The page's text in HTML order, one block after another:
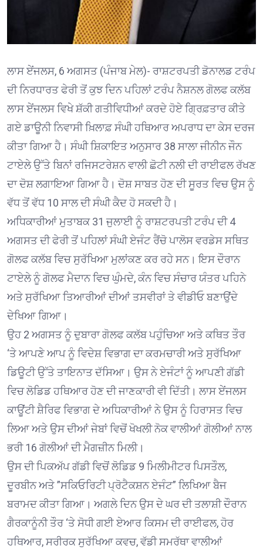
ਲਾਸ ਏਂਜਲਸ, 6 ਅਗਸਤ (ਪੰਜਾਬ ਮੇਲ)- ਰਾਸ਼ਟਰਪਤੀ ਡੋਨਾਲਡ ਟਰੰਪ
ਦੀ ਨਿਰਧਾਰਤ ਫੇਰੀ ਤੋਂ ਕੁਝ ਦਿਨ ਪਹਿਲਾਂ ਟਰੰਪ ਨੈਸ਼ਨਲ ਗੋਲਫ ਕਲੱਬ
ਲਾਸ ਏਂਜਲਸ ਵਿਖੇ ਸ਼ੱਕੀ ਗਤੀਵਿਧੀਆਂ ਕਰਦੇ ਹੋਏ ਗ੍ਰਿਫ਼ਤਾਰ ਕੀਤੇ
ਗਏ ਡਾਊਨੀ ਨਿਵਾਸੀ ਖ਼ਿਲਾਫ਼ ਸੰਘੀ ਹਥਿਆਰ ਅਪਰਾਧ ਦਾ ਕੇਸ ਦਰਜ
ਕੀਤਾ ਗਿਆ ਹੈ। ਸੰਘੀ ਸ਼ਿਕਾਇਤ ਅਨੁਸਾਰ 38 ਸਾਲਾ ਜੀਨੀਨ ਜੌਨ
ਟਾਏਲੇ ਉੱਤੇ ਬਿਨਾਂ ਰਜਿਸਟਰੇਸ਼ਨ ਵਾਲੀ ਛੋਟੀ ਨਲੀ ਦੀ ਰਾਈਫਲ ਰੱਖਣ
ਦਾ ਦੋਸ਼ ਲਗਾਇਆ ਗਿਆ ਹੈ। ਦੋਸ਼ ਸਾਬਤ ਹੋਣ ਦੀ ਸੂਰਤ ਵਿਚ ਉਸ ਨੂੰ
ਵੱਧ ਤੋਂ ਵੱਧ 10 ਸਾਲ ਦੀ ਸੰਘੀ ਕੈਦ ਹੋ ਸਕਦੀ ਹੈ।
ਅਧਿਕਾਰੀਆਂ ਮੁਤਾਬਕ 31 ਜੁਲਾਈ ਨੂੰ ਰਾਸ਼ਟਰਪਤੀ ਟਰੰਪ ਦੀ 4
ਅਗਸਤ ਦੀ ਫੇਰੀ ਤੋਂ ਪਹਿਲਾਂ ਸੰਘੀ ਏਜੰਟ ਰੈਂਚੋ ਪਾਲੋਸ ਵਰਡੇਸ ਸਥਿਤ
ਗੋਲਫ ਕਲੱਬ ਵਿਚ ਸੁਰੱਖਿਆ ਮੁਲਾਂਕਣ ਕਰ ਰਹੇ ਸਨ। ਇਸ ਦੌਰਾਨ
ਟਾਏਲੇ ਨੂੰ ਗੋਲਫ ਮੈਦਾਨ ਵਿਚ ਘੁੰਮਦੇ, ਕੰਨ ਵਿਚ ਸੰਚਾਰ ਯੰਤਰ ਪਹਿਨੇ
ਅਤੇ ਸੁਰੱਖਿਆ ਤਿਆਰੀਆਂ ਦੀਆਂ ਤਸਵੀਰਾਂ ਤੇ ਵੀਡੀਓ ਬਣਾਉਂਦੇ
ਦੇਖਿਆ ਗਿਆ।
ਉਹ 2 ਅਗਸਤ ਨੂੰ ਦੁਬਾਰਾ ਗੋਲਫ ਕਲੱਬ ਪਹੁੰਚਿਆ ਅਤੇ ਕਥਿਤ ਤੌਰ
‘ਤੇ ਆਪਣੇ ਆਪ ਨੂੰ ਵਿਦੇਸ਼ ਵਿਭਾਗ ਦਾ ਕਰਮਚਾਰੀ ਅਤੇ ਸੁਰੱਖਿਆ
ਡਿਊਟੀ ਉੱਤੇ ਤਾਇਨਾਤ ਦੱਸਿਆ। ਉਸ ਨੇ ਏਜੰਟਾਂ ਨੂੰ ਆਪਣੀ ਗੱਡੀ
ਵਿਚ ਲੋਡਿਡ ਹਥਿਆਰ ਹੋਣ ਦੀ ਜਾਣਕਾਰੀ ਵੀ ਦਿੱਤੀ। ਲਾਸ ਏਂਜਲਸ
ਕਾਊਂਟੀ ਸ਼ੈਰਿਫ ਵਿਭਾਗ ਦੇ ਅਧਿਕਾਰੀਆਂ ਨੇ ਉਸ ਨੂੰ ਹਿਰਾਸਤ ਵਿਚ
ਲਿਆ ਅਤੇ ਉਸ ਦੀਆਂ ਜੇਬਾਂ ਵਿਚੋਂ ਖੋਖਲੀ ਨੋਕ ਵਾਲੀਆਂ ਗੋਲੀਆਂ ਨਾਲ
ਭਰੀ 16 ਗੋਲੀਆਂ ਦੀ ਮੈਗਜ਼ੀਨ ਮਿਲੀ।
ਉਸ ਦੀ ਪਿਕਅੱਪ ਗੱਡੀ ਵਿਚੋਂ ਲੋਡਿਡ 9 ਮਿਲੀਮੀਟਰ ਪਿਸਤੌਲ,
ਦੂਰਬੀਨ ਅਤੇ ”ਸਕਿਓਰਿਟੀ ਪ੍ਰੋਟੈਕਸ਼ਨ ਏਜੰਟ” ਲਿਖਿਆ ਬੈਜ
ਬਰਾਮਦ ਕੀਤਾ ਗਿਆ। ਅਗਲੇ ਦਿਨ ਉਸ ਦੇ ਘਰ ਦੀ ਤਲਾਸ਼ੀ ਦੌਰਾਨ
ਗੈਰਕਾਨੂੰਨੀ ਤੌਰ ‘ਤੇ ਸੋਧੀ ਗਈ ਏਆਰ ਕਿਸਮ ਦੀ ਰਾਈਫਲ, ਹੋਰ
ਹਥਿਆਰ, ਸਰੀਰਕ ਸੁਰੱਖਿਆ ਕਵਚ, ਵੱਡੀ ਸਮਰੱਥਾ ਵਾਲੀਆਂ